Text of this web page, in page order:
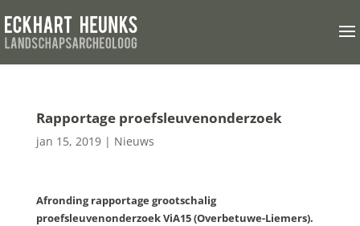
Rapportage proefsleuvenonderzoek
jan 15, 2019| Nieuws
Afronding rapportage grootschalig
proefsleuvenonderzoek ViA15 (Overbetuwe-Liemers).